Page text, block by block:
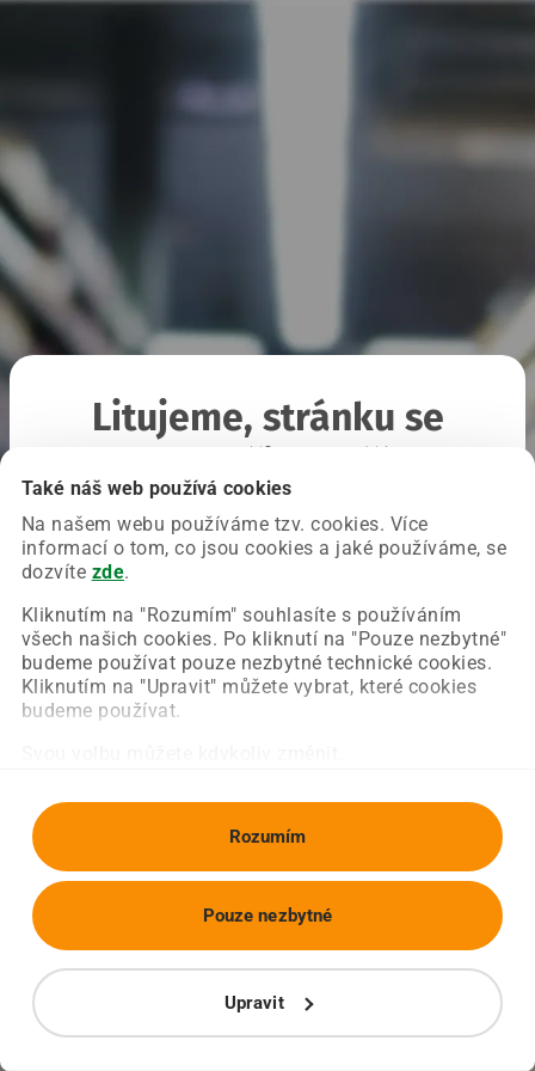
Také náš web používá cookies
Na našem webu používáme tzv. cookies. Více
informací o tom, co jsou cookies a jaké používáme, se
dozvíte zde.
Kliknutím na "Rozumím" souhlasíte s používáním
všech našich cookies. Po kliknutí na "Pouze nezbytné"
budeme používat pouze nezbytné technické cookies.
Kliknutím na "Upravit" můžete vybrat, které cookies
budeme používat.
Rozumím
Upravit
Pouze nezbytné
Litujeme, stránku se
Chyba nastala na naší straně a už ji opravujeme.
Zkuste prosím znovu načíst požadovanou stránku.
Obnovit stránku Úvodní strana